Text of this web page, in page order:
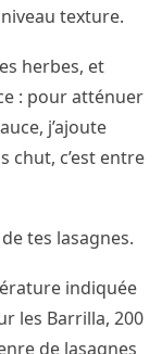
texture.
herbes, et
: pour atténuer
j’ajoute
chut, c’est entre
tes lasagnes.
indiquée
les Barrilla, 200
de lasagnes